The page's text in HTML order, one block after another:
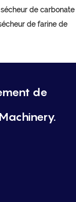
de carbonate
de farine de
de